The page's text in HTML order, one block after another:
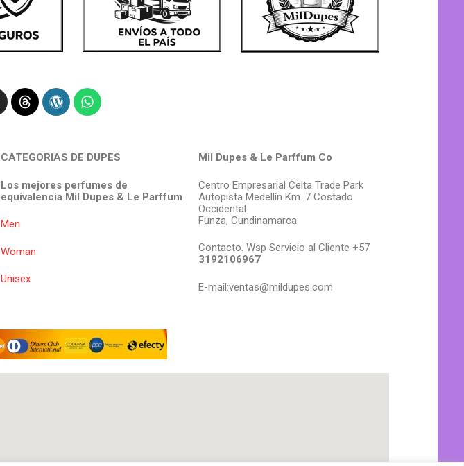
CATEGORIAS DE DUPES
Los mejores perfumes de
equivalencia Mil Dupes & Le Parffum
Men
Woman
Unisex
Mil Dupes & Le Parffum Co
Centro Empresarial Celta Trade Park
Autopista Medellín Km. 7 Costado
Occidental
Funza, Cundinamarca
Contacto. Wsp Servicio al Cliente +57
3192106967
E-mail:ventas@mildupes.com